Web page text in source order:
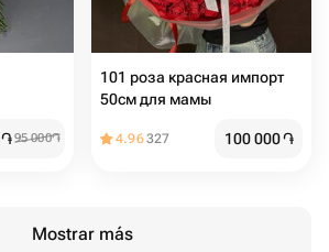
֏95 000֏
101 роза красная импорт
50см для мамы
4.96327 100 000֏
Mostrar más